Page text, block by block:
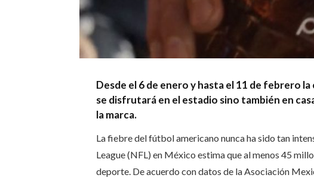
Desde el 6 de enero y hasta el 11 de febrero
se disfrutará en el estadio sino también en
la marca.
La fiebre del fútbol americano nunca ha sido tan
League (NFL) en México estima que al menos 45
deporte. De acuerdo con datos de la Asociación